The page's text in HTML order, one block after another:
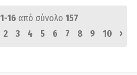
1-16 από σύνολο 157
2 3 4 5 6 7 8 9 10 ›